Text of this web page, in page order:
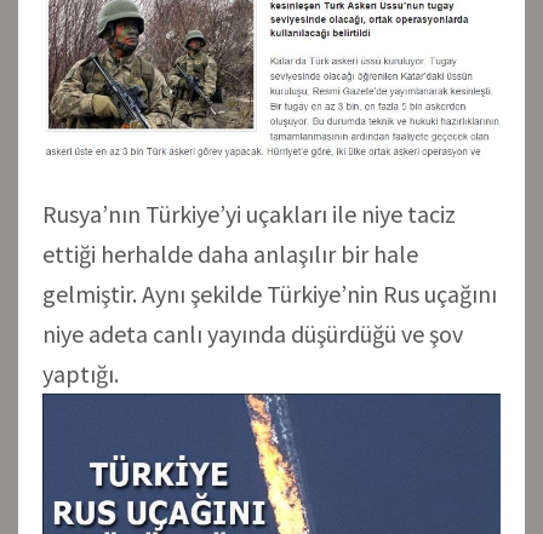
Rusya’nın Türkiye’yi uçakları ile niye taciz
ettiği herhalde daha anlaşılır bir hale
gelmiştir. Aynı şekilde Türkiye’nin Rus uçağını
niye adeta canlı yayında düşürdüğü ve şov
yaptığı.